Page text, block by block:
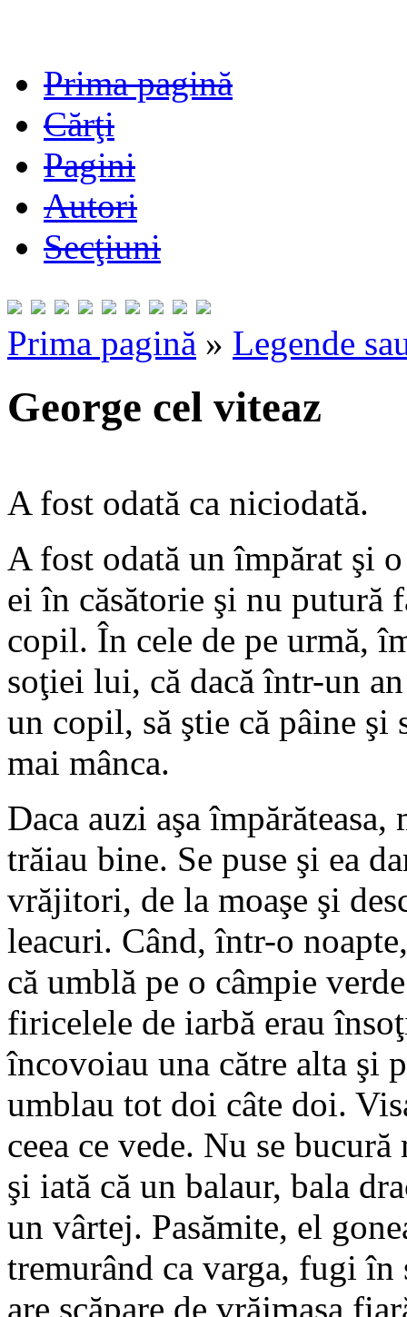
Prima pagină
Cărţi
Pagini
Autori
Secţiuni
Prima pagină » Legende
George cel viteaz
A fost odată ca niciodată.
A fost odată un împărat şi
ei în căsătorie şi nu putură
copil. În cele de pe urmă,
soţiei lui, că dacă într-un
un copil, să ştie că pâine şi
mai mânca.
Daca auzi aşa
trăiau bine. Se puse şi ea
vrăjitori, de la moaşe şi
leacuri. Când, într-o
că umblă pe o câmpie
firicelele de iarbă erau
încovoiau una către alta şi
umblau tot doi câte doi.
ceea ce vede. Nu se
şi iată că un balaur, bala
un vârtej. Pasămite, el
tremurând ca varga, fugi
are scăpare de vrăjmaşa